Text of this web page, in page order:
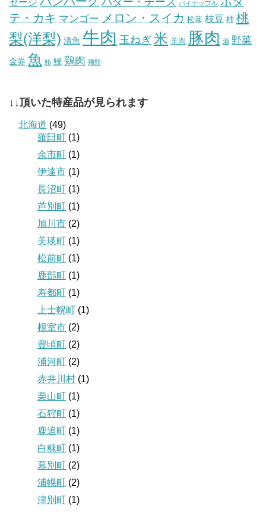
パイナップル
テ・カキ マンゴー メロン・スイカ 松茸 枝豆 柿 桃
梨(洋梨) 漬魚 牛肉 玉ねぎ 米 羊肉 豚肉 酒 野菜
金券 魚 鮪 鰻 鶏肉 麺類
↓↓頂いた特産品が見られます
北海道 (49)
羅臼町 (1)
余市町 (1)
伊達市 (1)
長沼町 (1)
芦別町 (1)
旭川市 (2)
美瑛町 (1)
松前町 (1)
鹿部町 (1)
寿都町 (1)
上士幌町 (1)
根室市 (2)
豊頃町 (2)
浦河町 (2)
赤井川村 (1)
栗山町 (1)
石狩町 (1)
鹿追町 (1)
白糠町 (1)
幕別町 (2)
浦幌町 (2)
津別町 (1)